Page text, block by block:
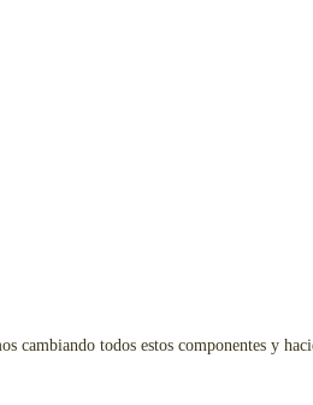
cambiando todos estos componentes y